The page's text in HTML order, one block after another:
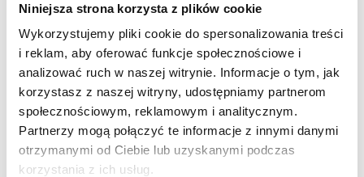
Niniejsza strona korzysta z plików cookie
Wykorzystujemy pliki cookie do spersonalizowania treści
i reklam, aby oferować funkcje społecznościowe i
analizować ruch w naszej witrynie. Informacje o tym, jak
korzystasz z naszej witryny, udostępniamy partnerom
społecznościowym, reklamowym i analitycznym.
Partnerzy mogą połączyć te informacje z innymi danymi
otrzymanymi od Ciebie lub uzyskanymi podczas
korzystania z ich usług.
padaczki wieku dziecięcego. Przeszła operację
zaćmy jednego oka. Nie mówi, porusza się
wyłącznie prowadzana za rękę i ma znaczny
stopień niepełnosprawności intelektualnej. Jej
kontakt z otoczeniem jest ograniczony, a w
sytuacjach przeciążenia mogą pojawiać się
zachowania autoagresywne. Wymaga stałej
uwagi, wsparcia i specjalistycznej terapii.